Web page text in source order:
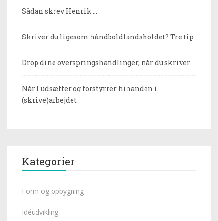
Sådan skrev Henrik …
Skriver du ligesom håndboldlandsholdet? Tre tip
Drop dine overspringshandlinger, når du skriver
Når I udsætter og forstyrrer hinanden i
(skrive)arbejdet
Kategorier
Form og opbygning
Idéudvikling